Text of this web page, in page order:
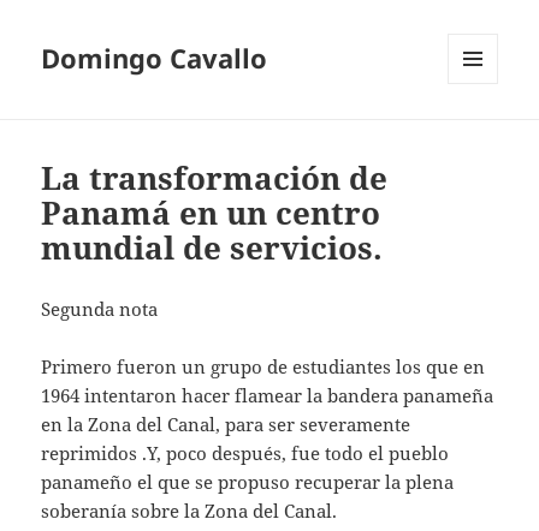
Domingo Cavallo
La transformación de
Panamá en un centro
mundial de servicios.
Segunda nota
Primero fueron un grupo de estudiantes los que en
1964 intentaron hacer flamear la bandera panameña
en la Zona del Canal, para ser severamente
reprimidos .Y, poco después, fue todo el pueblo
panameño el que se propuso recuperar la plena
soberanía sobre la Zona del Canal.